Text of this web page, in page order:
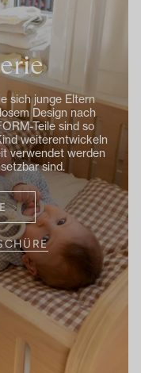
sich junge Eltern
Design nach
Teile sind so
weiterentwickeln
verwendet werden
sind.